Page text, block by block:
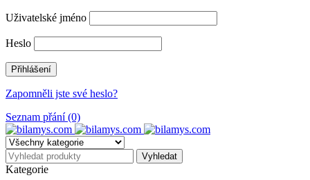
Uživatelské jméno
Heslo
Zapomněli jste své heslo?
Seznam přání (0)
Kategorie